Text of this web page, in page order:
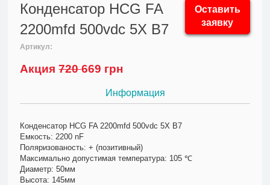
Конденсатор HCG FA
2200mfd 500vdc 5X B7
Оставить
заявку
Артикул:
Акция720669 грн
Информация
Конденсатор HCG FA 2200mfd 500vdc 5X B7
Емкость: 2200 nF
Поляризованость: + (позитивный)
Максимально допустимая температура: 105 ℃
Диаметр: 50мм
Высота: 145мм